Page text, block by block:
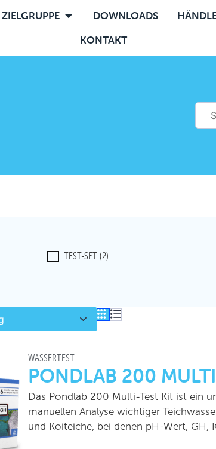
ZIELGRUPPE DOWNLOADS
KONTAKT
TEST-SET (2)
WASSERTEST
PONDLAB 200
Das Pondlab 200 Multi-Test Kit ist ein
manuellen Analyse wichtiger
und Koiteiche, bei denen pH-Wert, GH,